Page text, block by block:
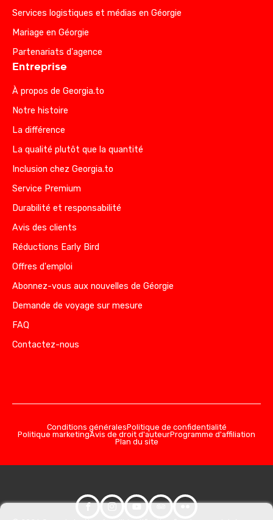
Services logistiques et médias en Géorgie
Mariage en Géorgie
Partenariats d'agence
Entreprise
À propos de Georgia.to
Notre histoire
La différence
La qualité plutôt que la quantité
Inclusion chez Georgia.to
Service Premium
Durabilité et responsabilité
Avis des clients
Réductions Early Bird
Offres d'emploi
Abonnez-vous aux nouvelles de Géorgie
Demande de voyage sur mesure
FAQ
Contactez-nous
Conditions généralesPolitique de confidentialité
Politique marketingAvis de droit d'auteurProgramme d'affiliation
Plan du site